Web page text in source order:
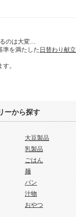
のは大変…
準を満たした 日替わり献立
。
ーから探す
大豆製品
乳製品
ごはん
麺
パン
汁物
おやつ